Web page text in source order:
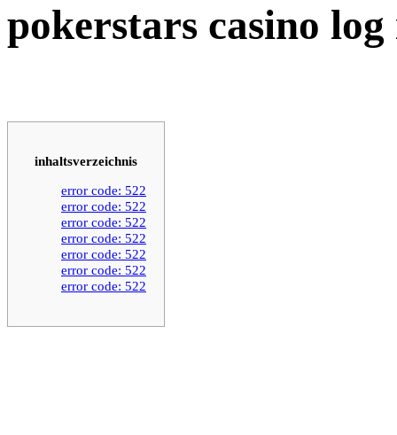
pokerstars casino log
inhaltsverzeichnis
error code: 522
error code: 522
error code: 522
error code: 522
error code: 522
error code: 522
error code: 522